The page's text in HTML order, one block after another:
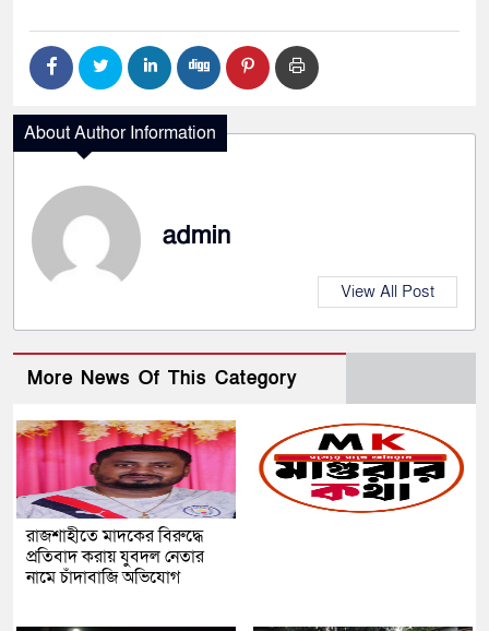
About Author Information
admin
View All Post
More News Of This Category
রাজশাহীতে মাদকের বিরুদ্ধে
প্রতিবাদ করায় যুবদল নেতার
নামে চাঁদাবাজি অভিযোগ